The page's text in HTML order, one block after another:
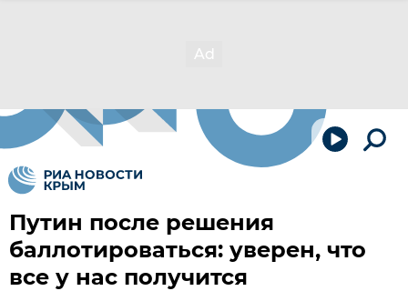
Путин после решения
баллотироваться: уверен, что
все у нас получится